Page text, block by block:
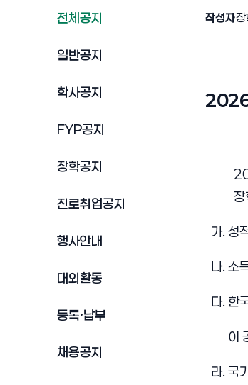
전체공지
일반공지
학사공지
FYP공지
장학공지
진로취업공지
행사안내
대외활동
등록·납부
채용공지
작성자
2026
가. 성
나. 소
다. 한
이 공
라. 국